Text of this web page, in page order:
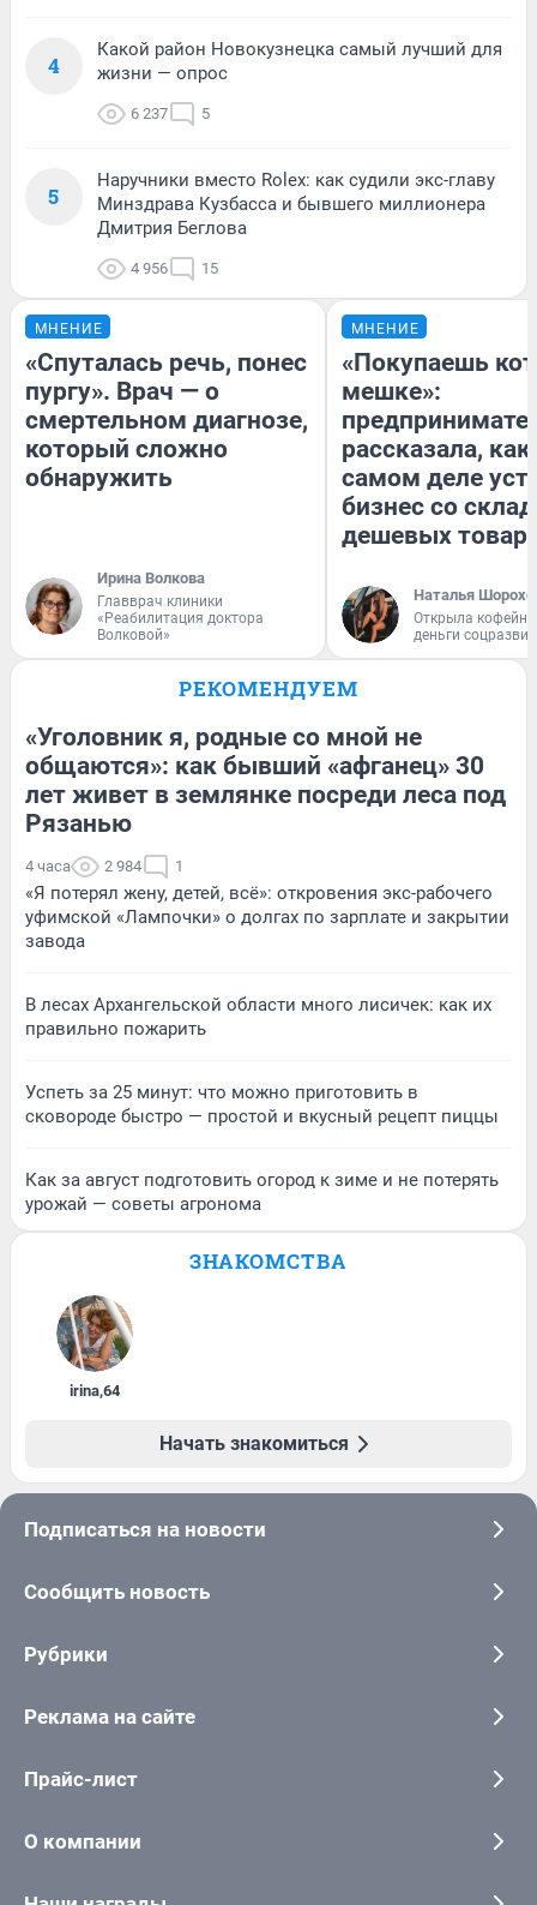
4
Какой район Новокузнецка самый лучший для
жизни — опрос
6 237 5
5
Наручники вместо Rolex: как судили экс-главу
Минздрава Кузбасса и бывшего миллионера
Дмитрия Беглова
4 956 15
МНЕНИЕ
«Спуталась речь, понес
пургу». Врач — о
смертельном диагнозе,
который сложно
обнаружить
Ирина Волкова
Главврач клиники
«Реабилитация доктора
Волковой»
МНЕНИЕ
«Покупаешь
мешке»:
рассказала, как
самом деле
бизнес со
дешевых
Наталья
Открыла
деньги
РЕКОМЕНДУЕМ
«Уголовник я, родные со мной не
общаются»: как бывший «афганец» 30
лет живет в землянке посреди леса под
Рязанью
4 часа 2 984 1
«Я потерял жену, детей, всё»: откровения экс-рабочего
уфимской «Лампочки» о долгах по зарплате и закрытии
завода
В лесах Архангельской области много лисичек: как их
правильно пожарить
Успеть за 25 минут: что можно приготовить в
сковороде быстро — простой и вкусный рецепт пиццы
Как за август подготовить огород к зиме и не потерять
урожай — советы агронома
ЗНАКОМСТВА
irina,64
Начать знакомиться
Подписаться на новости
Сообщить новость
Рубрики
Реклама на сайте
Прайс-лист
О компании